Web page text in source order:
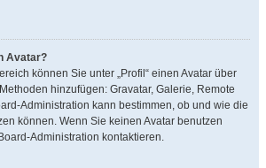
Avatar?
können Sie unter „Profil“ einen Avatar über
hinzufügen: Gravatar, Galerie, Remote
Administration kann bestimmen, ob und wie die
können. Wenn Sie keinen Avatar benutzen
Administration kontaktieren.